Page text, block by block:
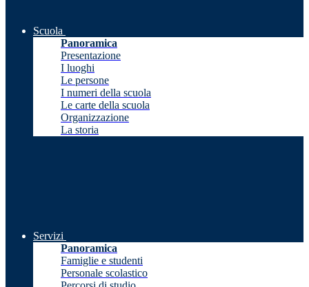
Scuola
Panoramica
Presentazione
I luoghi
Le persone
I numeri della scuola
Le carte della scuola
Organizzazione
La storia
Servizi
Panoramica
Famiglie e studenti
Personale scolastico